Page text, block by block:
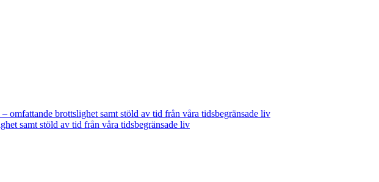
omfattande brottslighet samt stöld av tid från våra tidsbegränsade liv
samt stöld av tid från våra tidsbegränsade liv